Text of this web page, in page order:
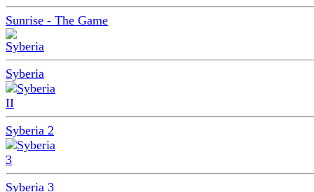
Sunrise - The Game
Syberia
Syberia 2
Syberia 3